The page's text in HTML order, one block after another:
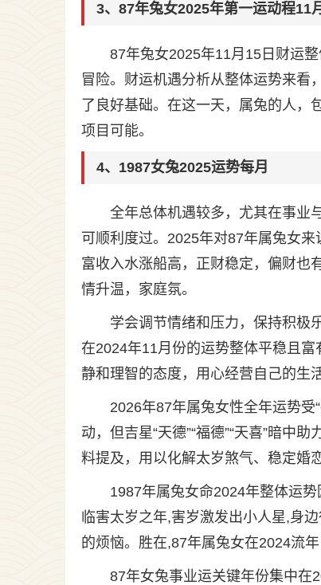
3、87年兔女2025年第一运动程11
87年兔女2025年11月15日财运
冒险。财运机遇分析从整体运势来看
了良好基础。在这一天，属兔的人
项目可能。
4、1987女兔2025运势每月
全年总体机遇较多，尤其在事业
可顺利度过。2025年对87年属兔女
富收入水涨船高，正财稳定，偏财也
情升温，家庭氛。
学会调节情绪和压力，保持积极
在2024年11月份的运势整体平稳且
静和理智的态度，用心经营自己的生
2026年87年属兔女性全年运势受
动，但吉星“天德”“福德”“天喜”暗中
料提及，用以化解太岁煞气、稳定婚
1987年属兔女命2024年整体运
临害太岁之年,害岁激发出小人星,身
的烦恼。胜在,87年属兔女在2024流年
87年女兔事业运关键年份集中在